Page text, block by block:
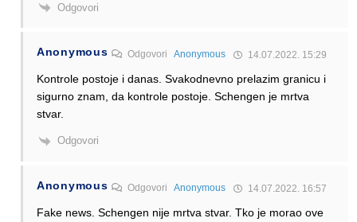
Odgovori
Anonymous OdgovoriAnonymous 14.07.2022. 15:29
Kontrole postoje i danas. Svakodnevno prelazim granicu i
sigurno znam, da kontrole postoje. Schengen je mrtva
stvar.
Odgovori
Anonymous OdgovoriAnonymous 14.07.2022. 16:57
Fake news. Schengen nije mrtva stvar. Tko je morao ove